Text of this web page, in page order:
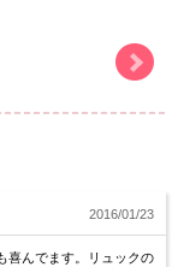
2016/01/23
喜んでます。リュックの